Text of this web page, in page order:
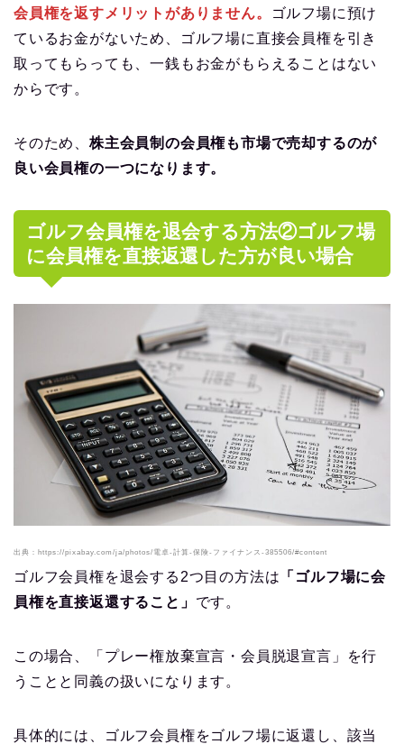
会員権を返すメリットがありません。
ゴルフ場に預け
ているお金がないため、ゴルフ場に直接会員権を引き
取ってもらっても、一銭もお金がもらえることはない
からです。
そのため、 株主会員制の会員権も市場で売却するのが
良い会員権の一つになります。
ゴルフ会員権を退会する方法②ゴルフ場
に会員権を直接返還した方が良い場合
出典：https://pixabay.com/ja/photos/電卓-計算-保険-ファイナンス-385506/#content
ゴルフ会員権を退会する2つ目の方法は 「 ゴルフ場に会
員権を直接返還すること 」 です。
この場合、「プレー権放棄宣言・会員脱退宣言」を行
うことと同義の扱いになります。
具体的には、ゴルフ会員権をゴルフ場に返還し、該当